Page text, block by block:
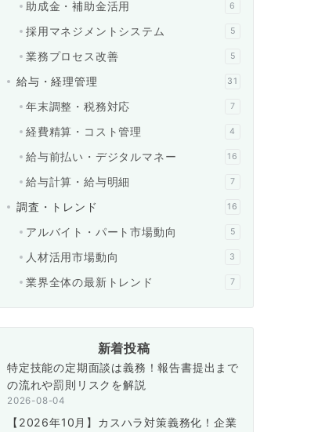
助成金・補助金活用 6
採用マネジメントシステム 5
業務プロセス改善 5
給与・経理管理 31
年末調整・税務対応 7
経費精算・コスト管理 4
給与前払い・デジタルマネー 16
給与計算・給与明細 7
調査・トレンド 16
アルバイト・パート市場動向 5
人材活用市場動向 3
業界全体の最新トレンド 7
新着投稿
特定技能の定期面談は義務！報告書提出まで
の流れや罰則リスクを解説
2026-08-04
【2026年10月】カスハラ対策義務化！企業